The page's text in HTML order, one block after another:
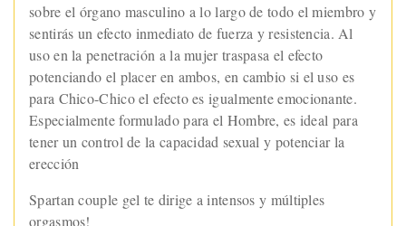
sobre el órgano masculino a lo largo de todo el miembro y
sentirás un efecto inmediato de fuerza y resistencia. Al
uso en la penetración a la mujer traspasa el efecto
potenciando el placer en ambos, en cambio si el uso es
para Chico-Chico el efecto es igualmente emocionante.
Especialmente formulado para el Hombre, es ideal para
tener un control de la capacidad sexual y potenciar la
erección
Spartan couple gel te dirige a intensos y múltiples
orgasmos!